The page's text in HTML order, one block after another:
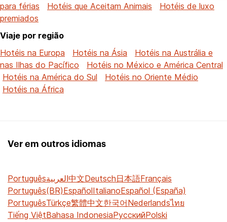
para férias
Hotéis que Aceitam Animais
Hotéis de luxo
premiados
Viaje por região
Hotéis na Europa
Hotéis na Ásia
Hotéis na Austrália e
nas Ilhas do Pacífico
Hotéis no México e América Central
Hotéis na América do Sul
Hotéis no Oriente Médio
Hotéis na África
Ver em outros idiomas
Portuguêsالعربية中文Deutsch日本語Français
Português(BR)EspañolItalianoEspañol (España)
PortuguêsTürkçe繁體中文한국어Nederlandsไทย
Tiếng ViệtBahasa IndonesiaРусскийPolski